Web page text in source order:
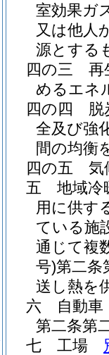
室効果ガ
又は他人
源とする
四の三
再
めるエネ
四の四
脱
全及び強
間の均衡
四の五
気
五
地域
用に供す
ている施
通じて複
号)第二条
送し熱を
六
自動
第二条第
七
工場